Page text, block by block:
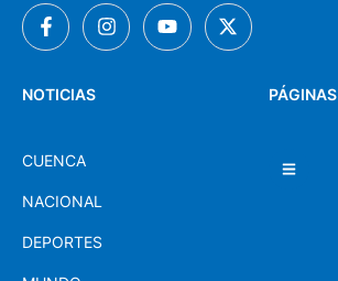
PÁGINAS
NOTICIAS
CUENCA
NACIONAL
DEPORTES